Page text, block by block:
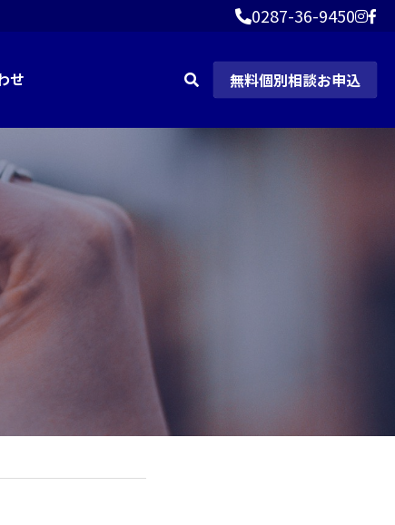
0287-36-9450
0287-36-9450
無料個別相談お申込